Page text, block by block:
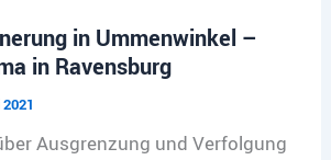
in Ummenwinkel –
in Ravensburg
Ausgrenzung und Verfolgung